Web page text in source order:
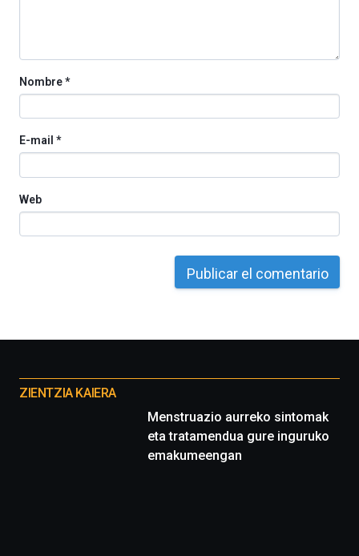
Nombre*
E-mail *
Web
proyectos
ZIENTZIA KAIERA
Menstruazio aurreko sintomak
eta tratamendua gure inguruko
emakumeengan